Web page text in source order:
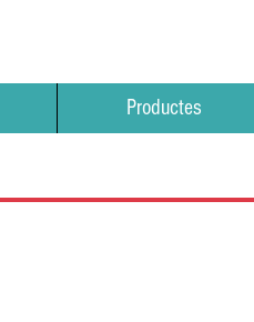
Productes